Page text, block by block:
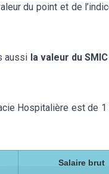
du point et de
aussi la valeur du
Hospitalière est de 1
Salaire brut